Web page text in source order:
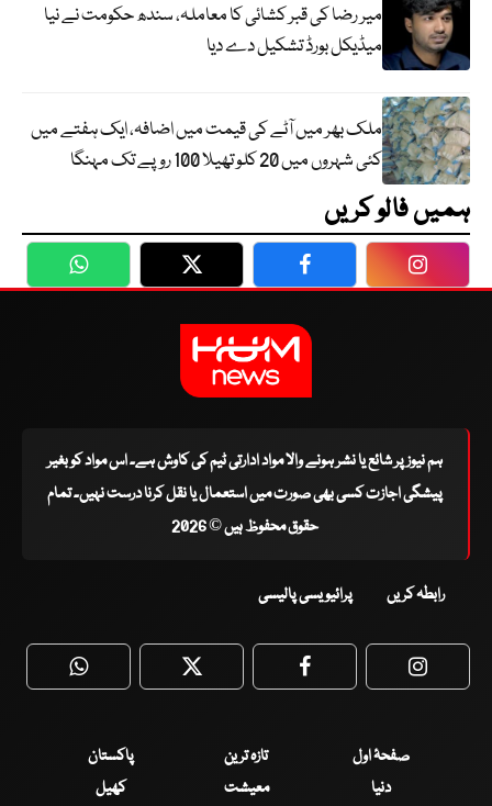
میر رضا کی قبر کشائی کا معاملہ، سندھ حکومت نے نیا
میڈیکل بورڈ تشکیل دے دیا
ملک بھر میں آٹے کی قیمت میں اضافہ، ایک ہفتے میں
کئی شہروں میں 20 کلو تھیلا 100 روپے تک مہنگا
ہمیں فالو کریں
WhatsApp Twitter Facebook
ہم نیوز پر شائع یا نشر ہونے والا مواد ادارتی ٹیم کی کاوش ہے۔ اس مواد کو بغیر
پیشگی اجازت کسی بھی صورت میں استعمال یا نقل کرنا درست نہیں۔ تمام
حقوق محفوظ ہیں © 2026
رابطہ کریں پرائیویسی پالیسی
WhatsApp Twitter Facebook
صفحۂ اول تازہ ترین
پاکستان
دنیا
معیشت کھیل